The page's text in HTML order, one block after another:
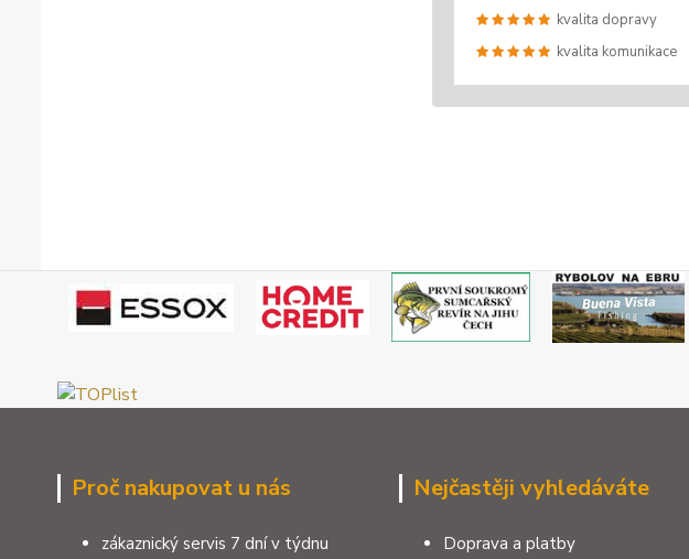
kvalita dopravy
kvalita komunikace
Proč nakupovat u nás
zákaznický servis 7 dní v týdnu
Nejčastěji vyhledáváte
Doprava a platby